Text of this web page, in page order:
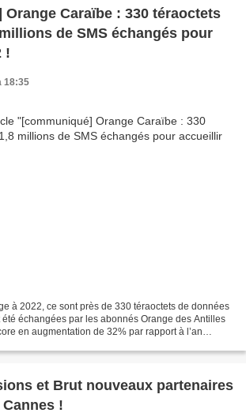
Orange Caraïbe : 330 téraoctets
de SMS échangés pour
!
18:35
à 2022, ce sont près de 330 téraoctets de données
échangées par les abonnés Orange des Antilles
en augmentation de 32% par rapport à l’an
et Brut nouveaux partenaires
!